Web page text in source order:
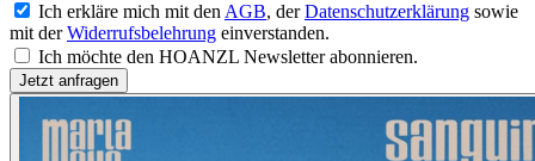
Ich erkläre mich mit den AGB, derDatenschutzerklärung sowie
mit derWiderrufsbelehrung einverstanden.
Ich möchte den HOANZL Newsletter abonnieren.